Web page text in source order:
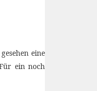
eine
ein noch